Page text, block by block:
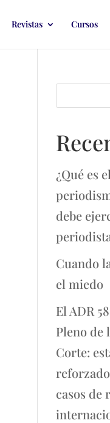
Revistas Cursos
¿Qué es el
debe
Cuando
el miedo
El ADR
Pleno de
Corte:
casos de